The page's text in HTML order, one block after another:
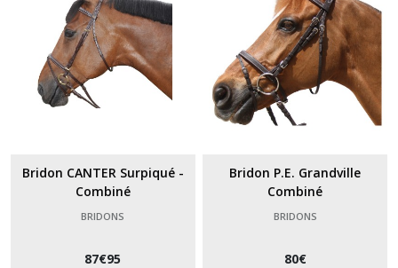
Bridon CANTER Surpiqué -
Combiné
BRIDONS
87€95
Bridon P.E. Grandville
Combiné
BRIDONS
80€